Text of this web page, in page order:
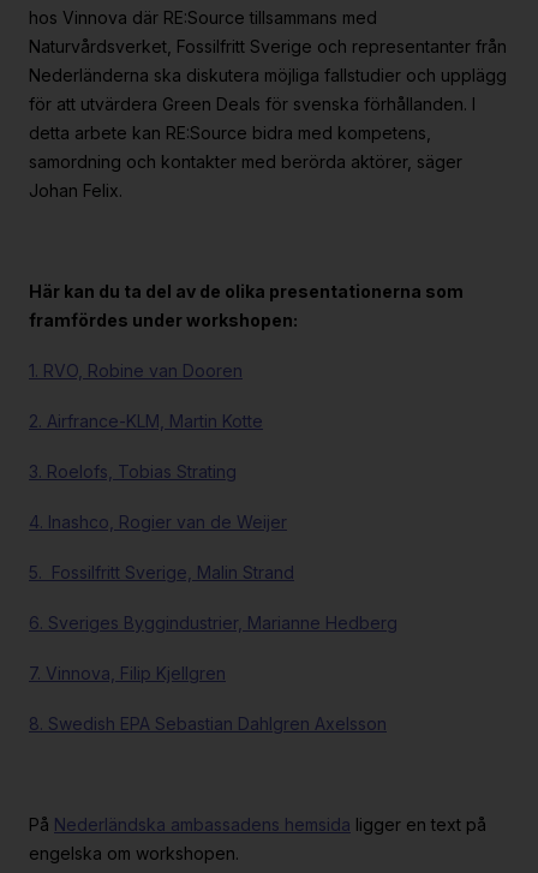
hos Vinnova där RE:Source tillsammans med
Naturvårdsverket, Fossilfritt Sverige och representanter från
Nederländerna ska diskutera möjliga fallstudier och upplägg
för att utvärdera Green Deals för svenska förhållanden. I
detta arbete kan RE:Source bidra med kompetens,
samordning och kontakter med berörda aktörer, säger
Johan Felix.
Här kan du ta del av de olika presentationerna som
framfördes under workshopen:
1. RVO, Robine van Dooren
2. Airfrance-KLM, Martin Kotte
3. Roelofs, Tobias Strating
4. Inashco, Rogier van de Weijer
5. Fossilfritt Sverige, Malin Strand
6. Sveriges Byggindustrier, Marianne Hedberg
7. Vinnova, Filip Kjellgren
8. Swedish EPA Sebastian Dahlgren Axelsson
På Nederländska ambassadens hemsida ligger en text på
engelska om workshopen.